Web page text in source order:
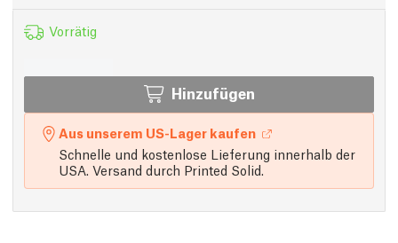
Vorrätig
Hinzufügen
Aus unserem US-Lager kaufen
Schnelle und kostenlose Lieferung innerhalb der
USA. Versand durch Printed Solid.